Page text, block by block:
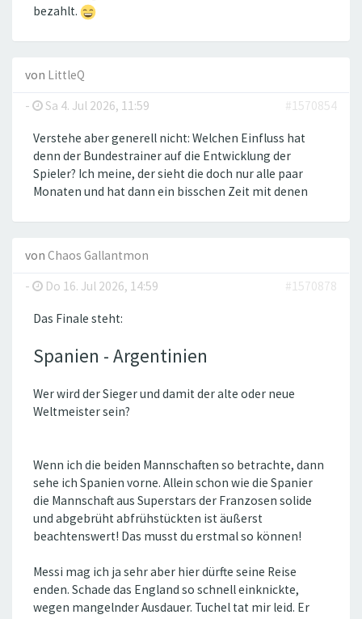
bezahlt.
von LittleQ
-
Sa 4. Jul 2026, 11:59 #1570854
Verstehe aber generell nicht: Welchen Einfluss hat
denn der Bundestrainer auf die Entwicklung der
Spieler? Ich meine, der sieht die doch nur alle paar
Monaten und hat dann ein bisschen Zeit mit denen
von Chaos Gallantmon
-
Do 16. Jul 2026, 14:59 #1570878
Das Finale steht:
Spanien - Argentinien
Wer wird der Sieger und damit der alte oder neue
Weltmeister sein?
Wenn ich die beiden Mannschaften so betrachte, dann
sehe ich Spanien vorne. Allein schon wie die Spanier
die Mannschaft aus Superstars der Franzosen solide
und abgebrüht abfrühstückten ist äußerst
beachtenswert! Das musst du erstmal so können!
Messi mag ich ja sehr aber hier dürfte seine Reise
enden. Schade das England so schnell einknickte,
wegen mangelnder Ausdauer. Tuchel tat mir leid. Er